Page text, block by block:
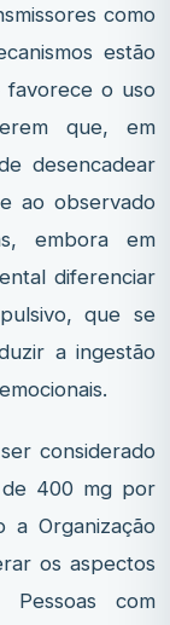
como
estão
favorece o uso
que, em
desencadear
ao observado
embora em
diferenciar
que se
a ingestão
de 400 mg por
a Organização
os aspectos
com